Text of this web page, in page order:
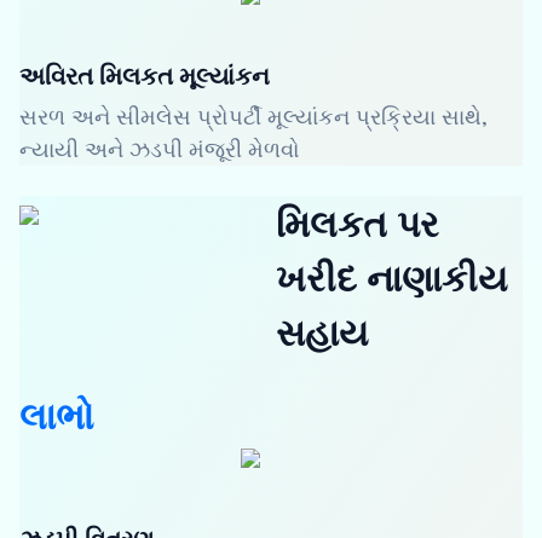
અવિરત મિલકત મૂલ્યાંકન
સરળ અને સીમલેસ પ્રોપર્ટી મૂલ્યાંકન પ્રક્રિયા સાથે,
ન્યાયી અને ઝડપી મંજૂરી મેળવો
મિલકત પર
ખરીદ નાણાકીય
સહાય
લાભો